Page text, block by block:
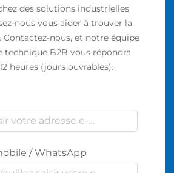
des solutions industrielles
nous vous aider à trouver la
Contactez-nous, et notre équipe
technique B2B vous répondra
heures (jours ouvrables).
/ WhatsApp